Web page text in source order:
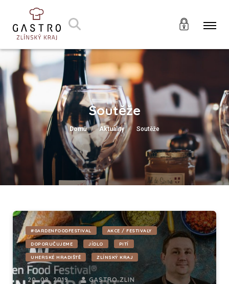
Soutěže
Domů Aktuality Soutěže
#GARDENFOODFESTIVAL AKCE / FESTIVALY
DOPORUČUJEME JÍDLO PITÍ
UHERSKÉ HRADIŠTĚ ZLÍNSKÝ KRAJ
20. 08. 2019 GASTRO ZLIN